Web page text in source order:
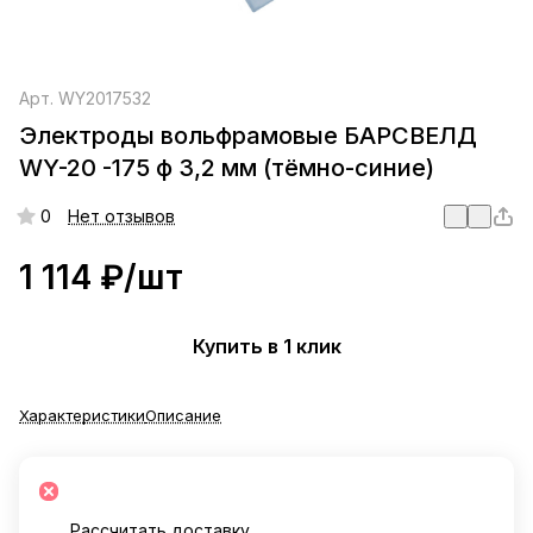
Арт. WY2017532
Электроды вольфрамовые БАРСВЕЛД
WY-20 -175 ф 3,2 мм (тёмно-синие)
0 Нет отзывов
1 114 ₽/шт
Купить в 1 клик
ХарактеристикиОписание